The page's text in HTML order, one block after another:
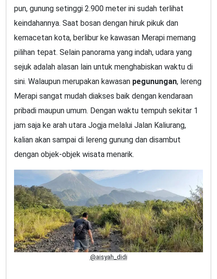
pun, gunung setinggi 2.900 meter ini sudah terlihat
keindahannya. Saat bosan dengan hiruk pikuk dan
kemacetan kota, berlibur ke kawasan Merapi memang
pilihan tepat. Selain panorama yang indah, udara yang
sejuk adalah alasan lain untuk menghabiskan waktu di
sini. Walaupun merupakan kawasan pegunungan, lereng
Merapi sangat mudah diakses baik dengan kendaraan
pribadi maupun umum. Dengan waktu tempuh sekitar 1
jam saja ke arah utara Jogja melalui Jalan Kaliurang,
kalian akan sampai di lereng gunung dan disambut
dengan objek-objek wisata menarik.
@aisyah_didi